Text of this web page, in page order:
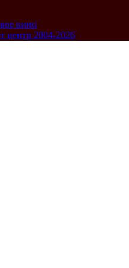
кино
центр 2004-2026